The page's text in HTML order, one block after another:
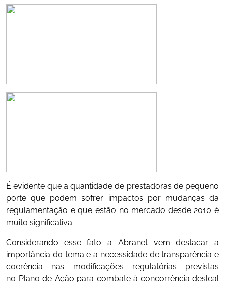
É evidente que a quantidade de prestadoras de pequeno
porte que podem sofrer impactos por mudanças da
regulamentação e que estão no mercado desde 2010 é
muito significativa.
Considerando esse fato a Abranet vem destacar a
importância do tema e a necessidade de transparência e
coerência nas modificações regulatórias previstas
no Plano de Ação para combate à concorrência desleal